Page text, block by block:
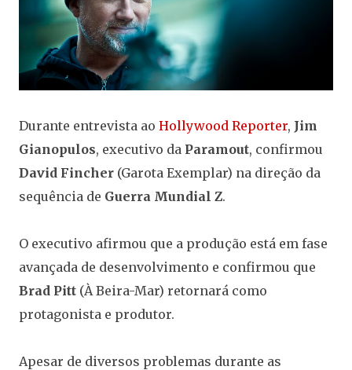
Durante entrevista ao Hollywood Reporter, Jim
Gianopulos, executivo da Paramout, confirmou
David Fincher (Garota Exemplar) na direção da
sequência de Guerra Mundial Z.
O executivo afirmou que a produção está em fase
avançada de desenvolvimento e confirmou que
Brad Pitt (À Beira-Mar) retornará como
protagonista e produtor.
Apesar de diversos problemas durante as